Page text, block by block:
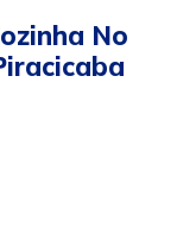
No